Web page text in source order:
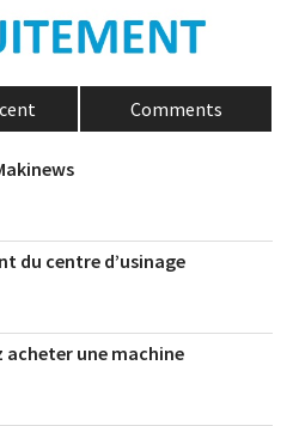
Comments
du centre d’usinage
acheter une machine